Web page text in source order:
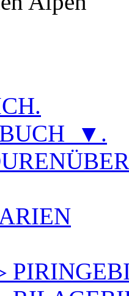
.
▼ .